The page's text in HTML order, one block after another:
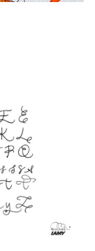
langues
langues
langues